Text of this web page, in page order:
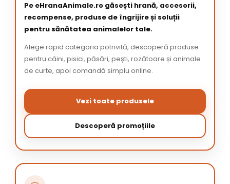
Pe eHranaAnimale.ro găsești hrană, accesorii,
recompense, produse de îngrijire și soluții
pentru sănătatea animalelor tale.
Alege rapid categoria potrivită, descoperă produse
pentru câini, pisici, păsări, pești, rozătoare și animale
de curte, apoi comandă simplu online.
Vezi toate produsele
Descoperă promoțiile